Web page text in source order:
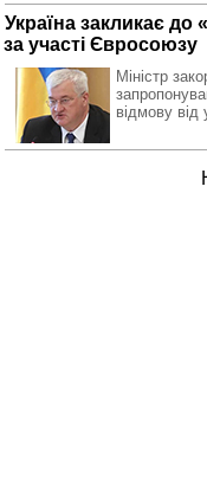
Україна закликає
за участі Євросоюзу
Міністр
відмову від